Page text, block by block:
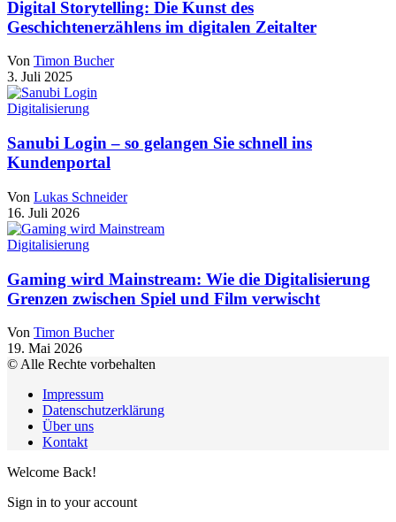
Digital Storytelling: Die Kunst des
Geschichtenerzählens im digitalen Zeitalter
Von Timon Bucher
3. Juli 2025
Digitalisierung
Sanubi Login – so gelangen Sie schnell ins
Kundenportal
Von Lukas Schneider
16. Juli 2026
Digitalisierung
Gaming wird Mainstream: Wie die Digitalisierung
Grenzen zwischen Spiel und Film verwischt
Von Timon Bucher
19. Mai 2026
© Alle Rechte vorbehalten
Impressum
Datenschutzerklärung
Über uns
Kontakt
Welcome Back!
Sign in to your account